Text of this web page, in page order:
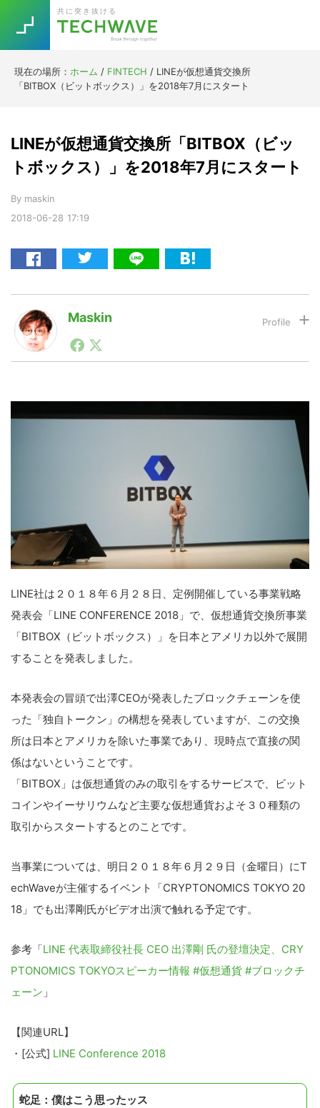
primary
navigation
main
content
primary
sidebar
footer
共に突き抜ける
現在の場所： ホーム / FINTECH / LINEが仮想通貨交換所
「BITBOX（ビットボックス）」を2018年7月にスタート
2018-06-28 17:19
LINEが仮想通貨交換所「BITBOX（ビッ
トボックス）」を2018年7月にスタート
By maskin
Maskin
1990年代初頭から記者としてまた起業家としてITスタ
ートアップ業界のハードウェアからソフトウェアの事業
注目される。通信キャリアのニュースポータルの創業デ
スクとして数億PV事業に。世界最大IT系メディア（ス
ペイン）の元日本編集長、World Innovation Lab(WiL)
などを経て、現在、スタートアップ支援側の取り組みに
LINE社は２０１８年６月２８日、定例開催している事業戦略
発表会「LINE CONFERENCE 2018」で、仮想通貨交換所事業
「BITBOX（ビットボックス）」を日本とアメリカ以外で展開
することを発表しました。
本発表会の冒頭で出澤CEOが発表したブロックチェーンを使
った「独自トークン」の構想を発表していますが、この交換
所は日本とアメリカを除いた事業であり、現時点で直接の関
係はないということです。
「BITBOX」は仮想通貨のみの取引をするサービスで、ビット
コインやイーサリウムなど主要な仮想通貨およそ３０種類の
取引からスタートするとのことです。
当事業については、明日２０１８年６月２９日（金曜日）にT
echWaveが主催するイベント「CRYPTONOMICS TOKYO 20
18」でも出澤剛氏がビデオ出演で触れる予定です。
参考「LINE 代表取締役社長 CEO 出澤剛 氏の登壇決定、CRY
PTONOMICS TOKYOスピーカー情報 #仮想通貨 #ブロックチ
ェーン 」
【関連URL】
・[公式] LINE Conference 2018
蛇足：僕はこう思ったッス
TOPICS
RE:LIFE
Re:Work
AI
Drone
[Startup]
[Voice Edition]
[YouTube]
投資家登録
Trend 今話題の注目キーワード
5G Asana テレワーク